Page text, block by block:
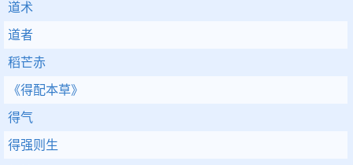
道术
道者
稻芒赤
《得配本草》
得气
得强则生